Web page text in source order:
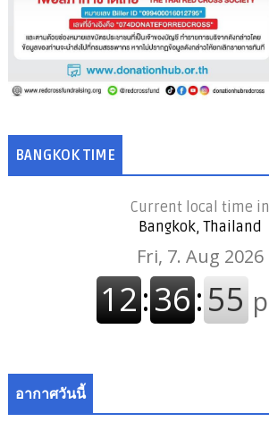
BANGKOK TIME
Current local time in
Bangkok, Thailand
อากาศวันนี้